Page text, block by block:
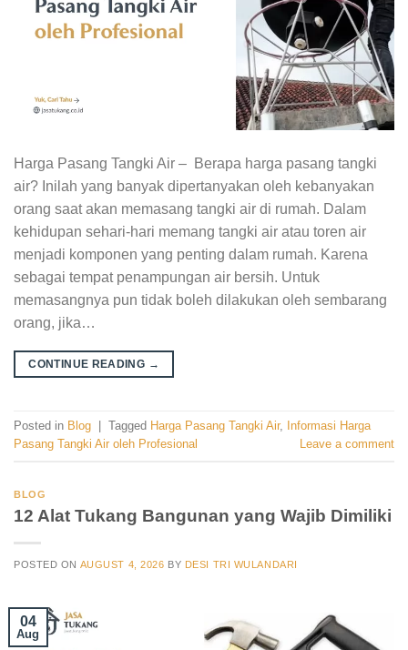
Harga Pasang Tangki Air – Berapa harga pasang tangki
air? Inilah yang banyak dipertanyakan oleh kebanyakan
orang saat akan memasang tangki air di rumah. Dalam
kehidupan sehari-hari memang tangki air atau toren air
menjadi komponen yang penting dalam rumah. Karena
sebagai tempat penampungan air bersih. Untuk
memasangnya pun tidak boleh dilakukan oleh sembarang
orang, jika…
CONTINUE READING →
Posted in Blog Tagged Harga Pasang Tangki Air, Informasi Harga
Pasang Tangki Air oleh Profesional
Leave a comment
BLOG
12 Alat Tukang Bangunan yang Wajib Dimiliki
POSTED ON AUGUST 4, 2026 BY DESI TRI WULANDARI
04
Aug